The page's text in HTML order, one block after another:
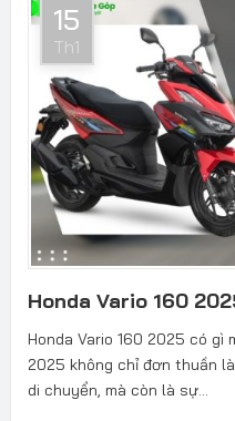
15
Th1
Honda Vario 160
Honda Vario 160 2025 có gì
2025 không chỉ đơn thuần
di chuyển, mà còn là sự...